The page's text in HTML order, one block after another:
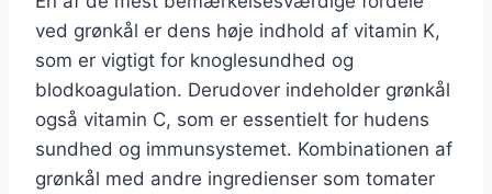
ved grønkål er dens høje indhold af vitamin K,
som er vigtigt for knoglesundhed og
blodkoagulation. Derudover indeholder grønkål
også vitamin C, som er essentielt for hudens
sundhed og immunsystemet. Kombinationen af
grønkål med andre ingredienser som tomater